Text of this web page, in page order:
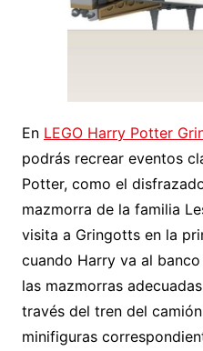
En LEGO Harry Potter
podrás recrear eventos
Potter, como el
mazmorra de la familia
visita a Gringotts en la
cuando Harry va al
las mazmorras
través del tren del
minifiguras